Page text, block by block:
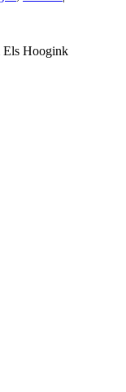
Els Hoogink